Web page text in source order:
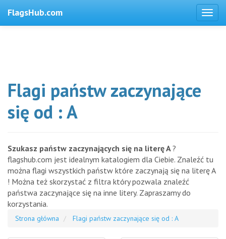
FlagsHub.com
Flagi państw zaczynające
się od : A
Szukasz państw zaczynających się na literę A?
flagshub.com jest idealnym katalogiem dla Ciebie. Znaleźć tu
można flagi wszystkich państw które zaczynają się na literę A
! Można też skorzystać z filtra który pozwala znaleźć
państwa zaczynające się na inne litery. Zapraszamy do
korzystania.
Strona główna Flagi państw zaczynające się od : A